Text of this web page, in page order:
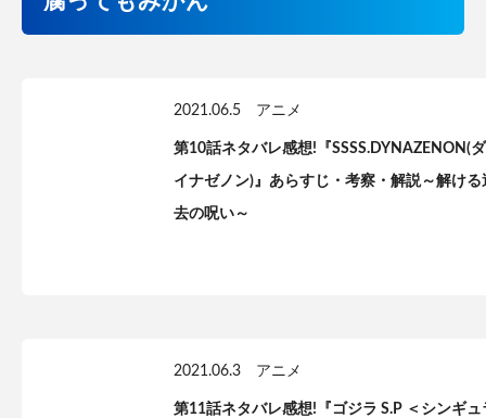
2021.06.5 アニメ
第10話ネタバレ感想!『SSSS.DYNAZENON(ダ
イナゼノン)』あらすじ・考察・解説～解ける
去の呪い～
2021.06.3 アニメ
第11話ネタバレ感想!『ゴジラ S.P ＜シンギュ